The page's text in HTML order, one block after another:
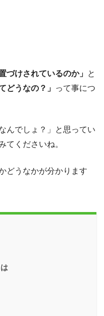
づけされているのか」 と
どうなの？」 って事につ
んでしょ？」と思ってい
てくださいね。
どうなかが分かります